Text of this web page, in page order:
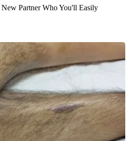
Partner Who You'll Easily